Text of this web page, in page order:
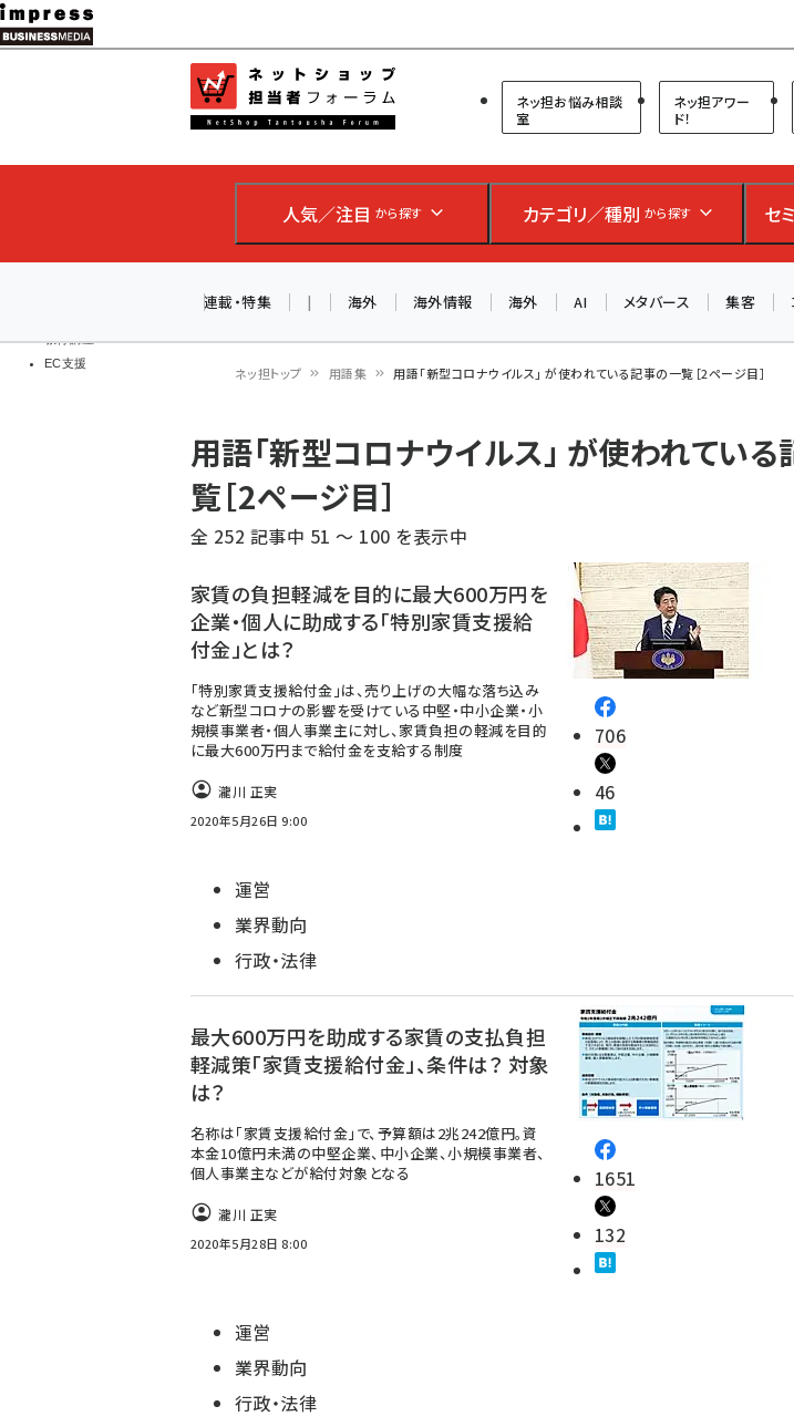
メ
イ
ン
ツ
移
教育講座
EC支援
ネットショップ担当者フォーラム
ネッ担お悩み相談
室
ネッ担アワー
ド！
人気／注目 から探す カテゴリ／種別 から探す セ
連載・特集 | 海外 海外情報 海外 AI メタバース 集客
ン
く
ず
ネッ担トップ 用語集 用語「新型コロナウイルス」 が使われている記事の一覧［2ページ目］
用語「新型コロナウイルス」 が使われてい
覧［2ページ目］
全 252 記事中 51 ～ 100 を表示中
家賃の負担軽減を目的に最大600万円を
企業・個人に助成する「特別家賃支援給
付金」とは？
「特別家賃支援給付金」は、売り上げの大幅な落ち込み
など新型コロナの影響を受けている中堅・中小企業・小
規模事業者・個人事業主に対し、家賃負担の軽減を目的
に最大600万円まで給付金を支給する制度
瀧川 正実
2020年5月26日 9:00
706
46
運営
業界動向
行政・法律
最大600万円を助成する家賃の支払負担
軽減策「家賃支援給付金」、条件は？ 対象
は？
名称は「家賃支援給付金」で、予算額は2兆242億円。資
本金10億円未満の中堅企業、中小企業、小規模事業者、
個人事業主などが給付対象となる
瀧川 正実
2020年5月28日 8:00
1651
132
運営
業界動向
行政・法律
AIが買い物を代行する時代に打つべき「次
アルペン、オイシックス、元UA責任者が登
交流会も実施します。すべての講演を無料で
参加登録はこちら↑